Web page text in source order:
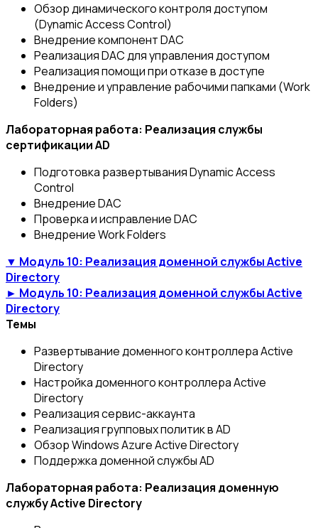
Обзор динамического контроля доступом
(Dynamic Access Control)
Внедрение компонент DAC
Реализация DAC для управления доступом
Реализация помощи при отказе в доступе
Внедрение и управление рабочими папками (Work
Folders)
Лабораторная работа: Реализация службы
сертификации AD
Подготовка развертывания Dynamic Access
Control
Внедрение DAC
Проверка и исправление DAC
Внедрение Work Folders
▼ Модуль 10: Реализация доменной службы Active
Directory
► Модуль 10: Реализация доменной службы Active
Directory
Темы
Развертывание доменного контроллера Active
Directory
Настройка доменного контроллера Active
Directory
Реализация сервис-аккаунта
Реализация групповых политик в AD
Обзор Windows Azure Active Directory
Поддержка доменной службы AD
Лабораторная работа: Реализация доменную
службу Active Directory